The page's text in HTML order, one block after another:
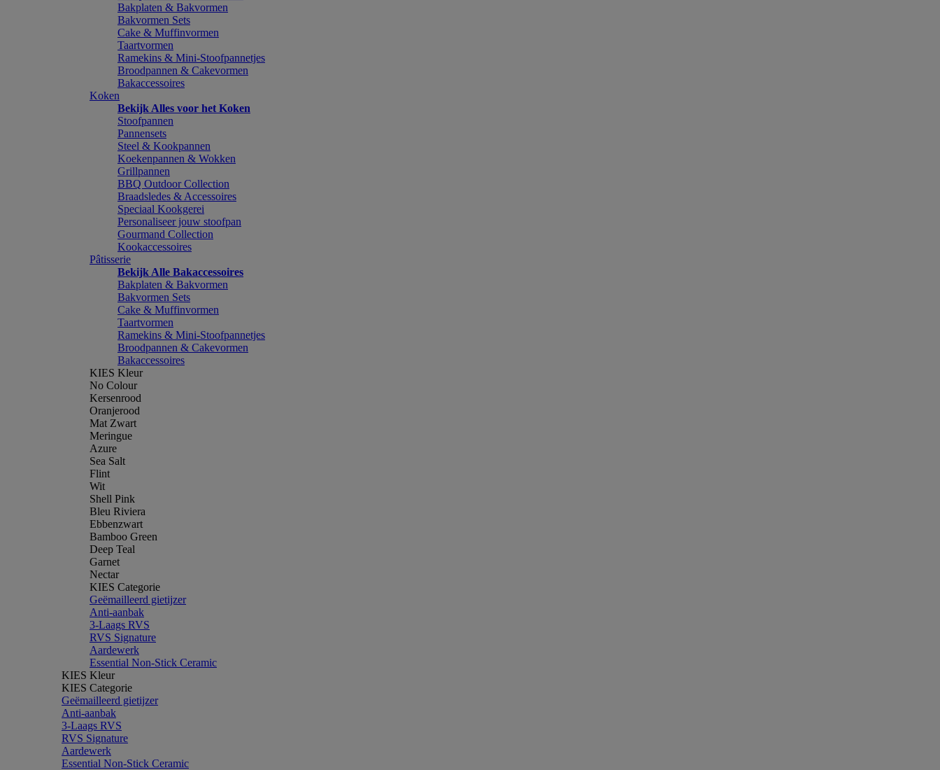
Bakplaten & Bakvormen
Bakvormen Sets
Cake & Muffinvormen
Taartvormen
Ramekins & Mini-Stoofpannetjes
Broodpannen & Cakevormen
Bakaccessoires
Koken
Bekijk Alles voor het Koken
Stoofpannen
Pannensets
Steel & Kookpannen
Koekenpannen & Wokken
Grillpannen
BBQ Outdoor Collection
Braadsledes & Accessoires
Speciaal Kookgerei
Personaliseer jouw stoofpan
Gourmand Collection
Kookaccessoires
Pâtisserie
Bekijk Alle Bakaccessoires
Bakplaten & Bakvormen
Bakvormen Sets
Cake & Muffinvormen
Taartvormen
Ramekins & Mini-Stoofpannetjes
Broodpannen & Cakevormen
Bakaccessoires
KIES Kleur
No Colour
Kersenrood
Oranjerood
Mat Zwart
Meringue
Azure
Sea Salt
Flint
Wit
Shell Pink
Bleu Riviera
Ebbenzwart
Bamboo Green
Deep Teal
Garnet
Nectar
KIES Categorie
Geëmailleerd gietijzer
Anti-aanbak
3-Laags RVS
RVS Signature
Aardewerk
Essential Non-Stick Ceramic
KIES Kleur
KIES Categorie
Geëmailleerd gietijzer
Anti-aanbak
3-Laags RVS
RVS Signature
Aardewerk
Essential Non-Stick Ceramic